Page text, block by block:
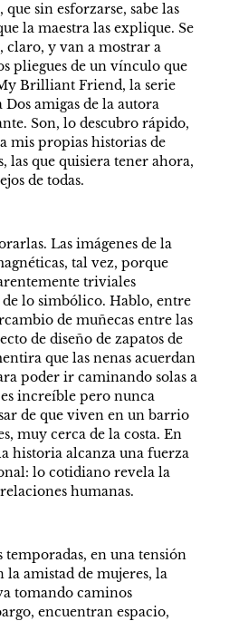
sin esforzarse, sabe las
la maestra las explique. Se
claro, y van a mostrar a
pliegues de un vínculo que
Brilliant Friend, la serie
Dos amigas de la autora
Son, lo descubro rápido,
mis propias historias de
las que quisiera tener ahora,
de todas.
Las imágenes de la
tal vez, porque
triviales
lo simbólico. Hablo, entre
de muñecas entre las
de diseño de zapatos de
que las nenas acuerdan
poder ir caminando solas a
increíble pero nunca
de que viven en un barrio
muy cerca de la costa. En
historia alcanza una fuerza
lo cotidiano revela la
humanas.
temporadas, en una tensión
la amistad de mujeres, la
tomando caminos
encuentran espacio,